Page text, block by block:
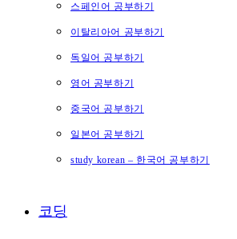
스페인어 공부하기
이탈리아어 공부하기
독일어 공부하기
영어 공부하기
중국어 공부하기
일본어 공부하기
study korean – 한국어 공부하기
코딩